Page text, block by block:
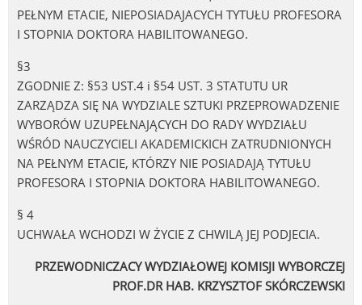
PEŁNYM ETACIE, NIEPOSIADAJACYCH TYTUŁU PROFESORA
I STOPNIA DOKTORA HABILITOWANEGO.
§3
ZGODNIE Z: §53 UST.4 i §54 UST. 3 STATUTU UR
ZARZĄDZA SIĘ NA WYDZIALE SZTUKI PRZEPROWADZENIE
WYBORÓW UZUPEŁNAJĄCYCH DO RADY WYDZIAŁU
WŚRÓD NAUCZYCIELI AKADEMICKICH ZATRUDNIONYCH
NA PEŁNYM ETACIE, KTÓRZY NIE POSIADAJĄ TYTUŁU
PROFESORA I STOPNIA DOKTORA HABILITOWANEGO.
§ 4
UCHWAŁA WCHODZI W ŻYCIE Z CHWILĄ JEJ PODJECIA.
PRZEWODNICZACY WYDZIAŁOWEJ KOMISJI WYBORCZEJ
PROF.DR HAB. KRZYSZTOF SKÓRCZEWSKI